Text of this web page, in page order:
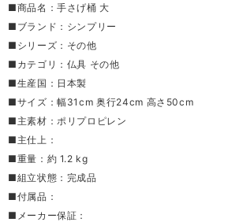
■商品名：手さげ桶 大
■ブランド：シンプリー
■シリーズ：その他
■カテゴリ：仏具 その他
■生産国：日本製
■サイズ：幅31cm 奥行24cm 高さ50cm
■主素材：ポリプロピレン
■主仕上：
■重量：約 1.2 kg
■組立状態：完成品
■付属品：
■メーカー保証：